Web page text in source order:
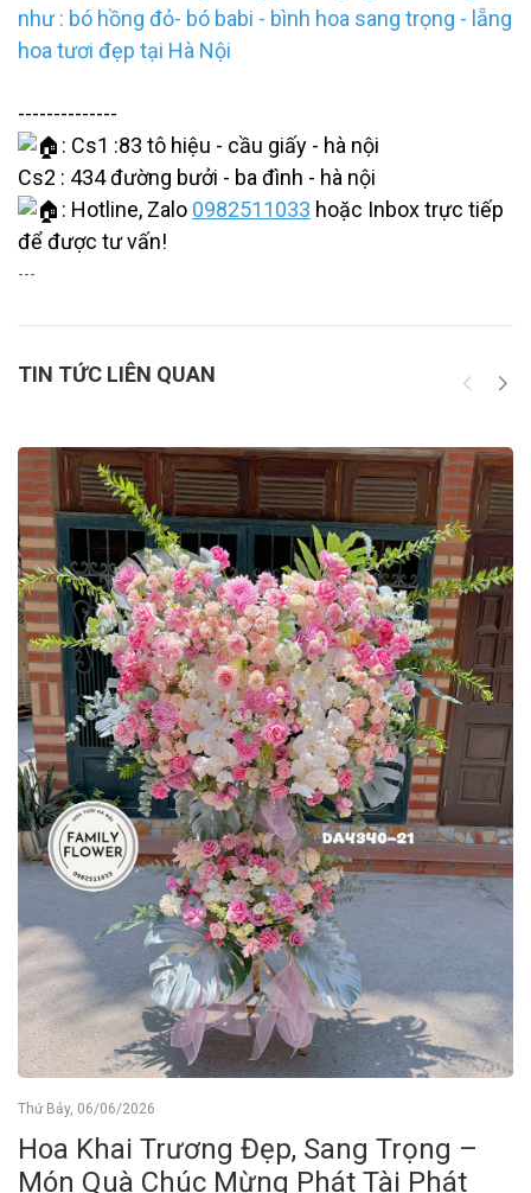
như : bó hồng đỏ- bó babi - bình hoa sang trọng - lẵng
hoa tươi đẹp tại Hà Nội
--------------
: Cs1 :83 tô hiệu - cầu giấy - hà nội
Cs2 : 434 đường bưởi - ba đình - hà nội
: Hotline, Zalo 0982511033 hoặc Inbox trực tiếp
để được tư vấn!
---
TIN TỨC LIÊN QUAN
Thứ Bảy, 06/06/2026
Hoa Khai Trương Đẹp, Sang Trọng –
Món Quà Chúc Mừng Phát Tài Phát